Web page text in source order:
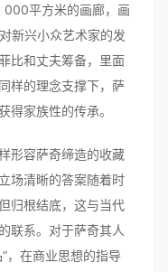
000平方米的画廊，画
新兴小众艺术家的发
比和丈夫筹备，里面
样的理念支撑下，萨
得家族性的传承。
容萨奇缔造的收藏
场清晰的答案随着时
归根结底，这与当代
联系。对于萨奇其人
，在商业思想的指导